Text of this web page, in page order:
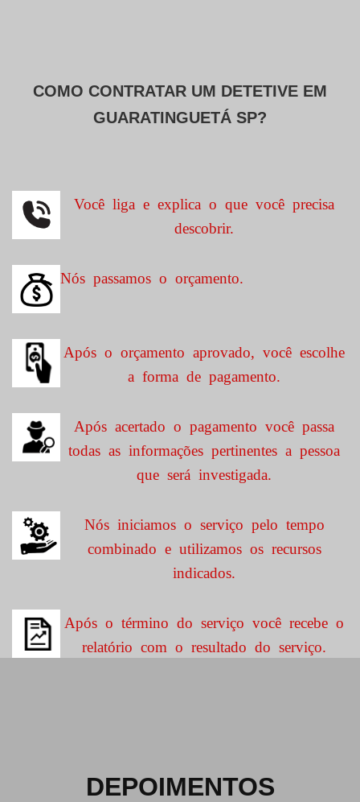
COMO CONTRATAR UM DETETIVE EM
GUARATINGUETÁ SP?
Você liga e explica o que você precisa
descobrir.
Nós passamos o orçamento.
Após o orçamento aprovado, você escolhe
a forma de pagamento.
Após acertado o pagamento você passa
todas as informações pertinentes a pessoa
que será investigada.
Nós iniciamos o serviço pelo tempo
combinado e utilizamos os recursos
indicados.
Após o término do serviço você recebe o
relatório com o resultado do serviço.
DEPOIMENTOS